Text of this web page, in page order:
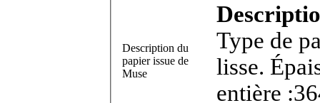
Description du
papier issue de
Muse
Type de
lisse.
entière